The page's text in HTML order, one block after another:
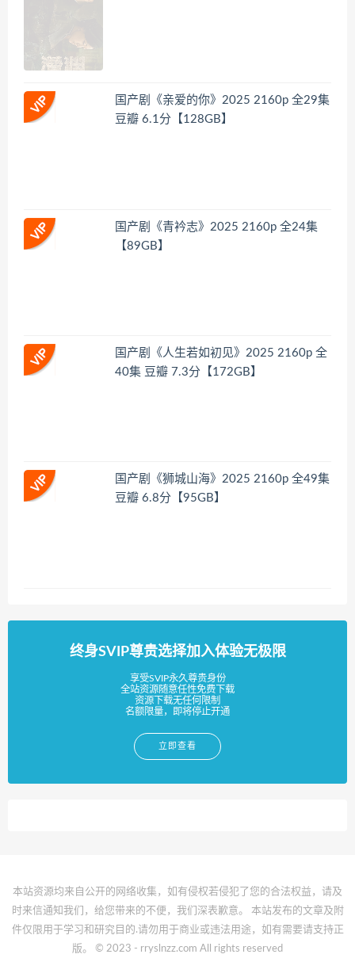
国产剧《亲爱的你》2025 2160p 全29集
豆瓣 6.1分【128GB】
国产剧《青衿志》2025 2160p 全24集
【89GB】
国产剧《人生若如初见》2025 2160p 全
40集 豆瓣 7.3分【172GB】
国产剧《狮城山海》2025 2160p 全49集
豆瓣 6.8分【95GB】
终身SVIP尊贵选择加入体验无极限
享受SVIP永久尊贵身份
全站资源随意任性免费下载
资源下载无任何限制
名额限量，即将停止开通
立即查看
本站资源均来自公开的网络收集，如有侵权若侵犯了您的合法权益，请及
时来信通知我们，给您带来的不便，我们深表歉意。 本站发布的文章及附
件仅限用于学习和研究目的.请勿用于商业或违法用途，如有需要请支持正
版。 © 2023 - rryslnzz.com All rights reserved